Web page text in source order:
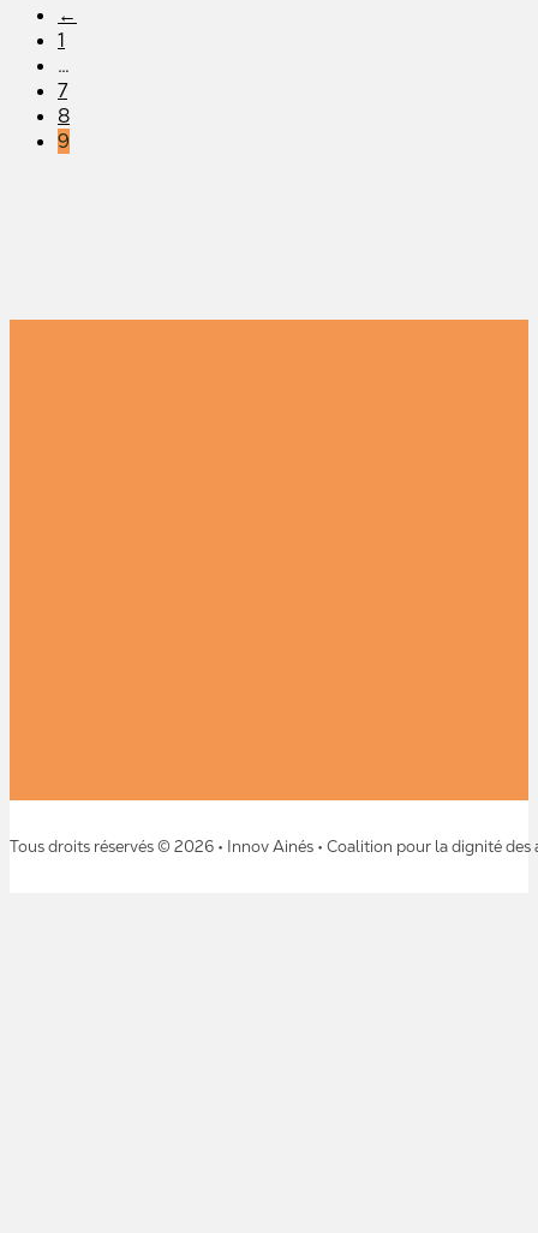
←
1
…
7
8
9
Tous droits réservés © 2026 • Innov Ainés • Coalition pour la dignité des